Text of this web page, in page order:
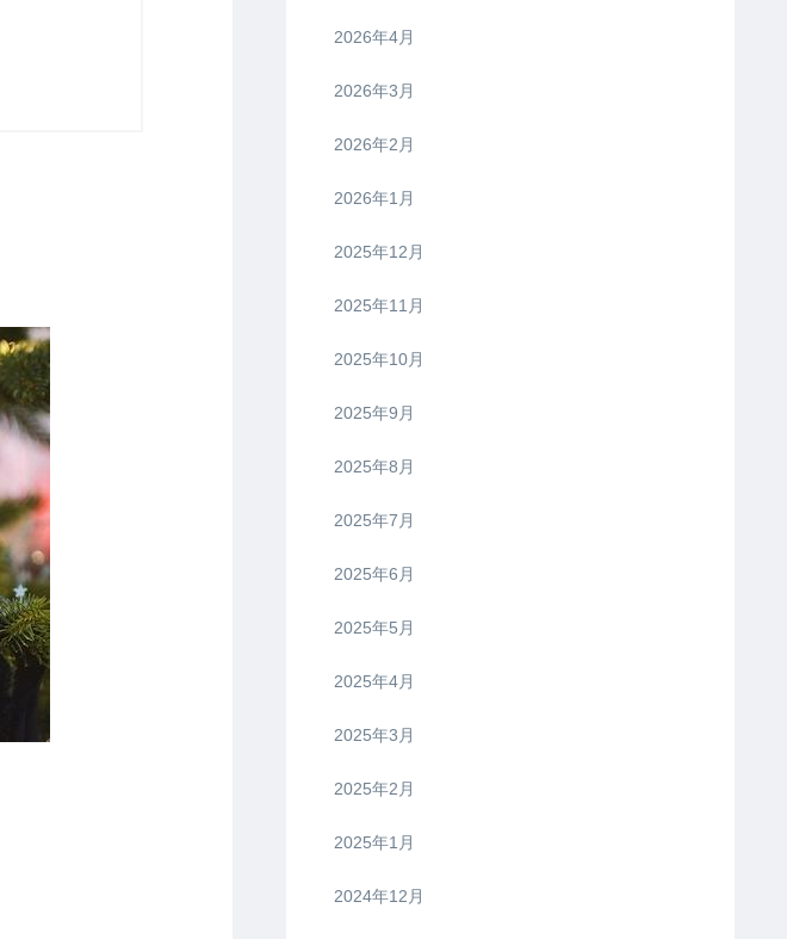
2026年4月
2026年3月
2026年2月
2026年1月
2025年12月
2025年11月
2025年10月
2025年9月
2025年8月
2025年7月
2025年6月
2025年5月
2025年4月
2025年3月
2025年2月
2025年1月
2024年12月